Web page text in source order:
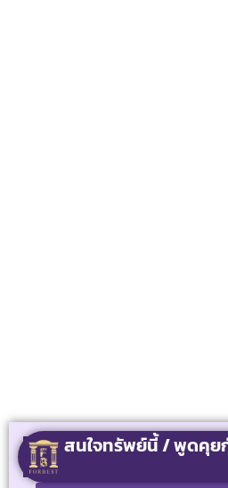
สนใจทรัพย์นี้ / พูดคุย